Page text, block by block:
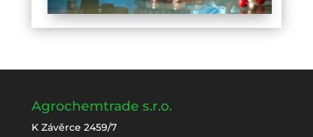
Agrochemtrade s.r.o.
K Závěrce 2459/7